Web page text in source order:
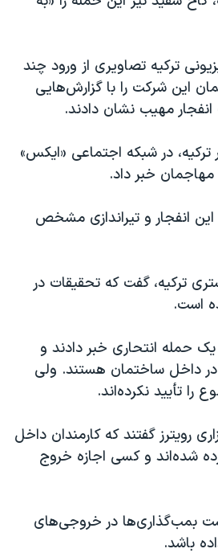
نوبل صلح
«سی‌پک»
چین
ترکیه تصاویری از ورود چند
این شرکت را با گزارش‌هایی
انفجار مهیب نشان دادند.
ترکیه، در شبکه اجتماعی «ایکس»
خبر داد.
انفجار و تیراندازی مشخص
ترکیه، گفت که تحقیقات در
است.
حمله انتحاری خبر دادند و
در داخل ساختمان هستند. ولی
را تأیید نکرده‌اند.
رویترز گفتند که کارمندان داخل
شده‌اند و کسی اجازه خروج
بمب‌گذاری‌ها در خروجی‌های
باشد.